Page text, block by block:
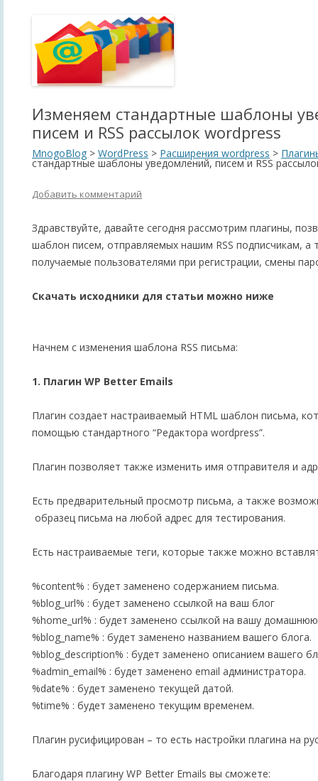
Изменяем стандартные шаблоны
писем и RSS рассылок wordpress
MnogoBlog > WordPress > Расширения wordpress >
стандартные шаблоны уведомлений, писем и RSS
Добавить комментарий
Здравствуйте, давайте сегодня рассмотрим плагины,
шаблон писем, отправляемых нашим RSS подписчикам, а
получаемые пользователями при регистрации, смены
Скачать исходники для статьи можно ниже
Начнем с изменения шаблона RSS письма:
1. Плагин WP Better Emails
Плагин создает настраиваемый HTML шаблон письма,
помощью стандартного “Редактора wordpress”.
Плагин позволяет также изменить имя отправителя и
Есть предварительный просмотр письма, а также
образец письма на любой адрес для тестирования.
Есть настраиваемые теги, которые также можно
%content% : будет заменено содержанием письма.
%blog_url% : будет заменено ссылкой на ваш блог
%home_url% : будет заменено ссылкой на вашу
%blog_name% : будет заменено названием вашего блога.
%blog_description% : будет заменено описанием вашего
%admin_email% : будет заменено email администратора.
%date% : будет заменено текущей датой.
%time% : будет заменено текущим временем.
Плагин русифицирован – то есть настройки плагина на
Благодаря плагину WP Better Emails вы сможете: